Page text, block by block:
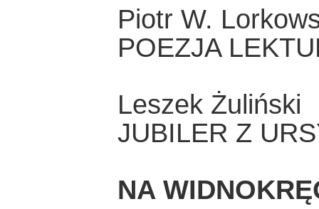
Piotr W.
POEZJA
Leszek Żuliński
JUBILER Z
NA